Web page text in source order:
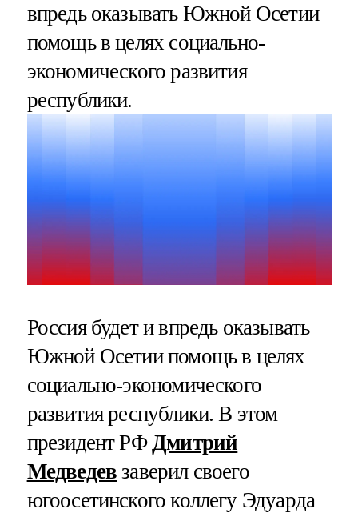
впредь оказывать Южной Осетии
помощь в целях социально-
экономического развития
республики.
Россия будет и впредь оказывать
Южной Осетии помощь в целях
социально-экономического
развития республики. В этом
президент РФ Дмитрий
Медведев заверил своего
югоосетинского коллегу Эдуарда